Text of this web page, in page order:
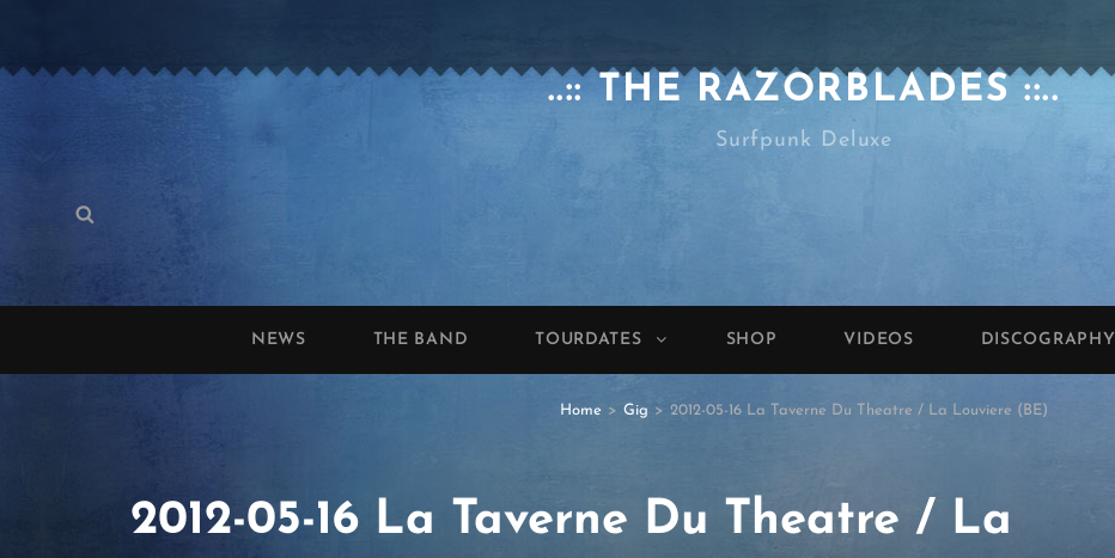
..:: THE RAZORBLADES ::..
Surfpunk Deluxe
Search
NEWS THE BAND TOURDATES SHOP VIDEOS DISCOGRAPHY
Home > Gig > 2012-05-16 La Taverne Du Theatre / La Louviere (BE)
2012-05-16 La Taverne Du Theatre / La